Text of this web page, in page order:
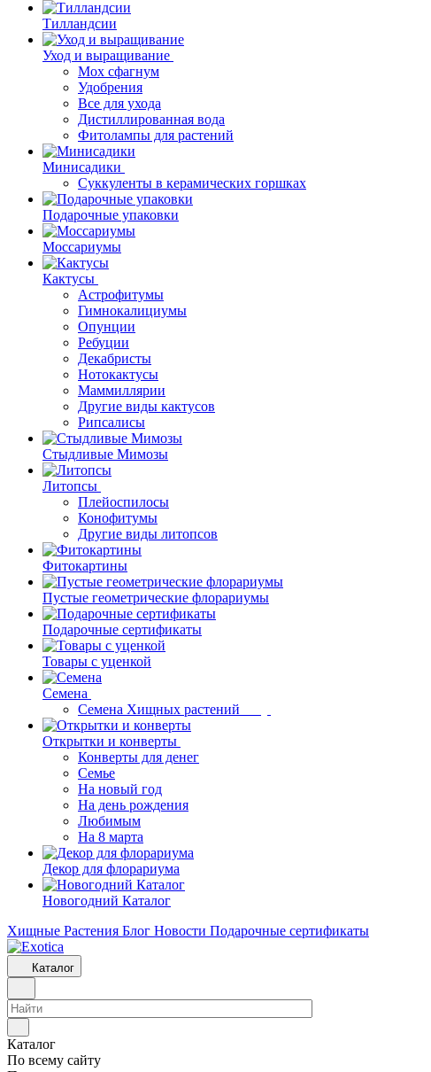
Тилландсии
Уход и выращивание
Мох сфагнум
Удобрения
Все для ухода
Дистиллированная вода
Фитолампы для растений
Минисадики
Суккуленты в керамических горшках
Подарочные упаковки
Моссариумы
Кактусы
Астрофитумы
Гимнокалициумы
Опунции
Ребуции
Декабристы
Нотокактусы
Маммиллярии
Другие виды кактусов
Рипсалисы
Стыдливые Мимозы
Литопсы
Плейоспилосы
Конофитумы
Другие виды литопсов
Фитокартины
Пустые геометрические флорариумы
Подарочные сертификаты
Товары с уценкой
Семена
Семена Хищных растений
Открытки и конверты
Конверты для денег
Семье
На новый год
На день рождения
Любимым
На 8 марта
Декор для флорариума
Новогодний Каталог
Хищные Растения Блог Новости Подарочные сертификаты
Каталог
Каталог
По всему сайту